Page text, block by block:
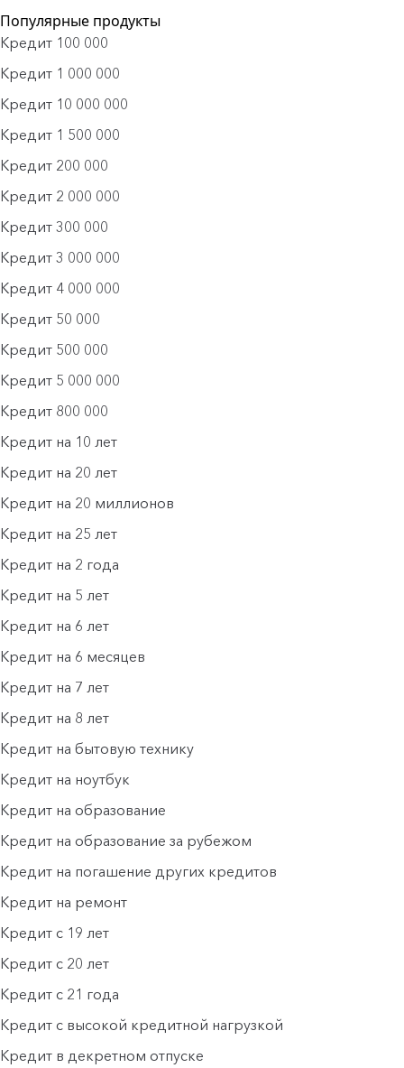
Популярные продукты
Кредит 100 000
Кредит 1 000 000
Кредит 10 000 000
Кредит 1 500 000
Кредит 200 000
Кредит 2 000 000
Кредит 300 000
Кредит 3 000 000
Кредит 4 000 000
Кредит 50 000
Кредит 500 000
Кредит 5 000 000
Кредит 800 000
Кредит на 10 лет
Кредит на 20 лет
Кредит на 20 миллионов
Кредит на 25 лет
Кредит на 2 года
Кредит на 5 лет
Кредит на 6 лет
Кредит на 6 месяцев
Кредит на 7 лет
Кредит на 8 лет
Кредит на бытовую технику
Кредит на ноутбук
Кредит на образование
Кредит на образование за рубежом
Кредит на погашение других кредитов
Кредит на ремонт
Кредит с 19 лет
Кредит с 20 лет
Кредит с 21 года
Кредит с высокой кредитной нагрузкой
Кредит в декретном отпуске